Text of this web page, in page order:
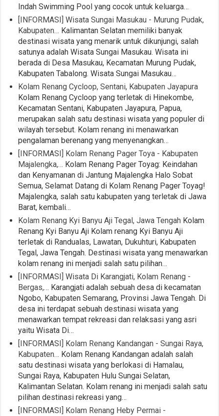
Indah Swimming Pool yang cocok untuk keluarga…
[INFORMASI] Wisata Sungai Masukau - Murung Pudak,
Kabupaten… Kalimantan Selatan memiliki banyak
destinasi wisata yang menarik untuk dikunjungi, salah
satunya adalah Wisata Sungai Masukau. Wisata ini
berada di Desa Masukau, Kecamatan Murung Pudak,
Kabupaten Tabalong. Wisata Sungai Masukau…
Kolam Renang Cycloop, Sentani, Kabupaten Jayapura
Kolam Renang Cycloop yang terletak di Hinekombe,
Kecamatan Sentani, Kabupaten Jayapura, Papua,
merupakan salah satu destinasi wisata yang populer di
wilayah tersebut. Kolam renang ini menawarkan
pengalaman berenang yang menyenangkan…
[INFORMASI] Kolam Renang Pager Toya - Kabupaten
Majalengka,… Kolam Renang Pager Toyag: Keindahan
dan Kenyamanan di Jantung Majalengka Halo Sobat
Semua, Selamat Datang di Kolam Renang Pager Toyag!
Majalengka, salah satu kabupaten yang terletak di Jawa
Barat, kembali…
Kolam Renang Kyi Banyu Aji Tegal, Jawa Tengah Kolam
Renang Kyi Banyu Aji Kolam renang Kyi Banyu Aji
terletak di Randualas, Lawatan, Dukuhturi, Kabupaten
Tegal, Jawa Tengah. Destinasi wisata yang menawarkan
kolam renang ini menjadi salah satu pilihan…
[INFORMASI] Wisata Di Karangjati, Kolam Renang -
Bergas,… Karangjati adalah sebuah desa di kecamatan
Ngobo, Kabupaten Semarang, Provinsi Jawa Tengah. Di
desa ini terdapat sebuah destinasi wisata yang
menawarkan tempat rekreasi dan relaksasi yang asri
yaitu Wisata Di…
[INFORMASI] Kolam Renang Kandangan - Sungai Raya,
Kabupaten… Kolam Renang Kandangan adalah salah
satu destinasi wisata yang berlokasi di Hamalau,
Sungai Raya, Kabupaten Hulu Sungai Selatan,
Kalimantan Selatan. Kolam renang ini menjadi salah satu
pilihan destinasi rekreasi yang…
[INFORMASI] Kolam Renang Heby Permai -